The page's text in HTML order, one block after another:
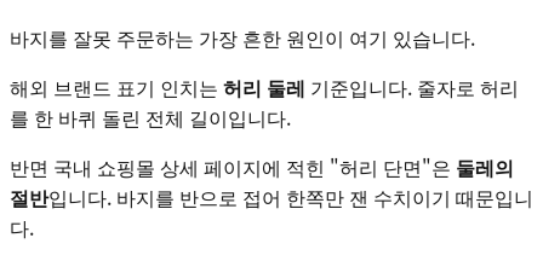
바지를 잘못 주문하는 가장 흔한 원인이 여기 있습니다.
해외 브랜드 표기 인치는 허리 둘레 기준입니다. 줄자로 허리
를 한 바퀴 돌린 전체 길이입니다.
반면 국내 쇼핑몰 상세 페이지에 적힌 "허리 단면"은 둘레의
절반입니다. 바지를 반으로 접어 한쪽만 잰 수치이기 때문입니
다.